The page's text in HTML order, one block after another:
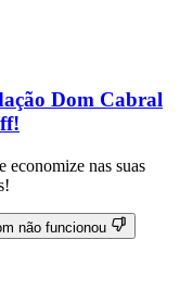
Dom Cabral
economize nas suas
não funcionou